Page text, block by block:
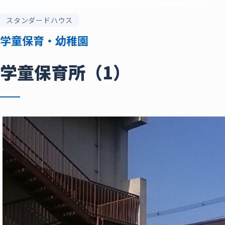
スタンダードハウス
学童保育・幼稚園
学童保育所（1）